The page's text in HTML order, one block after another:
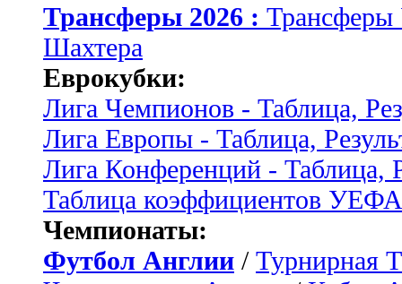
Трансферы 2026 :
Шахтера
Еврокубки:
Лига Чемпионов - Таблица,
Лига Европы - Таблица,
Лига Конференций - Таблица,
Таблица коэффициентов УЕФА
Чемпионаты:
Футбол Англии / Турнирная